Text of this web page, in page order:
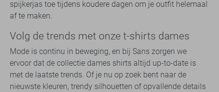
spijkerjas toe tijdens koudere dagen om je outfit helemaal
af te maken.
Volg de trends met onze t-shirts dames
Mode is continu in beweging, en bij Sans zorgen we
ervoor dat de collectie dames shirts altijd up-to-date is
met de laatste trends. Of je nu op zoek bent naar de
nieuwste kleuren, trendy silhouetten of opvallende details